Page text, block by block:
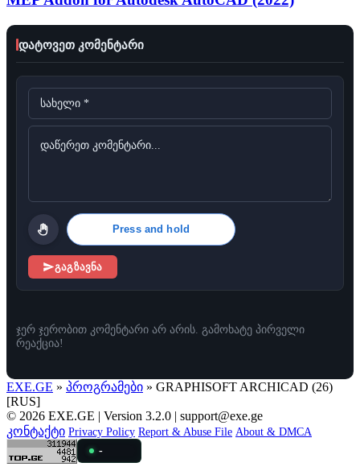
დატოვეთ კომენტარი
Press and hold
გაგზავნა
ჯერ ჯერობით კომენტარი არ არის. გამოხატე პირველი
რეაქცია!
EXE.GE » პროგრამები » GRAPHISOFT ARCHICAD (26)
[RUS]
© 2026 EXE.GE | Version 3.2.0 | support@exe.ge
კონტაქტი Privacy Policy Report & Abuse File About & DMCA
-